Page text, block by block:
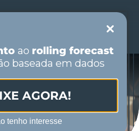
ao rolling forecast
baseada em dados
AGORA!
tenho interesse
PORTUGUÊS
INÍCIO
de
sem travar